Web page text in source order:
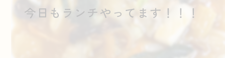
今日もランチやってます！！！⁡